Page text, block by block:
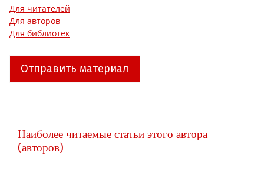
Для читателей
Для авторов
Для библиотек
Отправить материал
Наиболее читаемые статьи этого автора
(авторов)